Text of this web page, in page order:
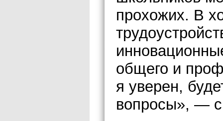
прохожих. В
общего и
я уверен,
вопросы», —